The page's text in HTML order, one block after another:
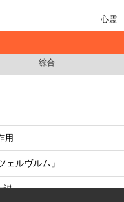
心霊
総合
用
ェルヴルム」
説